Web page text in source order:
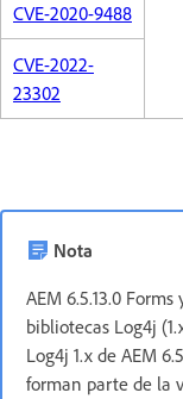
CVE-2020-9488
CVE-2022-
23302
Nota
AEM 6.5.13.0
bibliotecas Log4j
Log4j 1.x de AEM
forman parte de la